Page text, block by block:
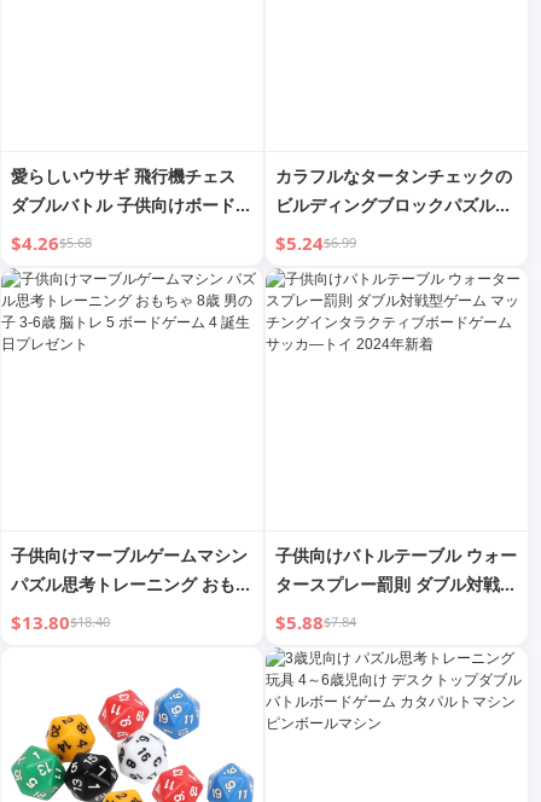
愛らしいウサギ 飛行機チェス
ダブルバトル 子供向けボードゲ
ーム マッチング インタラクテ
ィブ 脳トレ 集中力 教育玩具
$4.26$5.68
カラフルなタータンチェックの
ビルディングブロックパズルボ
ードゲームおもちゃ
$5.24$6.99
子供向けマーブルゲームマシン
パズル思考トレーニング おもち
ゃ 8歳 男の子 3-6歳 脳トレ 5 ボ
$13.80$18.40
子供向けバトルテーブル ウォー
タースプレー罰則 ダブル対戦型
ゲーム マッチングインタラクテ
ィブボードゲーム サッカ―トイ
2024年新着
$5.88$7.84